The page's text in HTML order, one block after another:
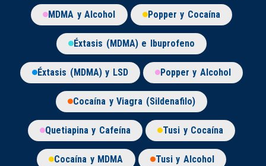
MDMA y Alcohol Popper y Cocaína
Éxtasis (MDMA) e Ibuprofeno
Éxtasis (MDMA) y LSD Popper y Alcohol
Cocaína y Viagra (Sildenafilo)
Quetiapina y Cafeína Tusi y Cocaína
Cocaína y MDMA Tusi y Alcohol